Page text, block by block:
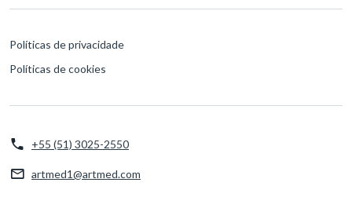
Políticas de privacidade
Políticas de cookies
+55 (51) 3025-2550
artmed1@artmed.com